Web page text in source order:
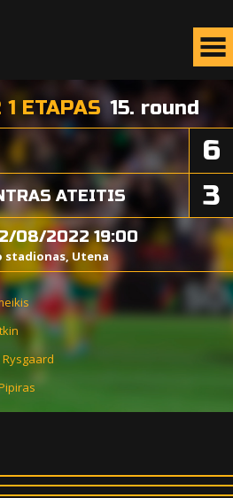
ETAPAS 15. round
6
ATEITIS 3
08/2022 19:00
stadionas, Utena